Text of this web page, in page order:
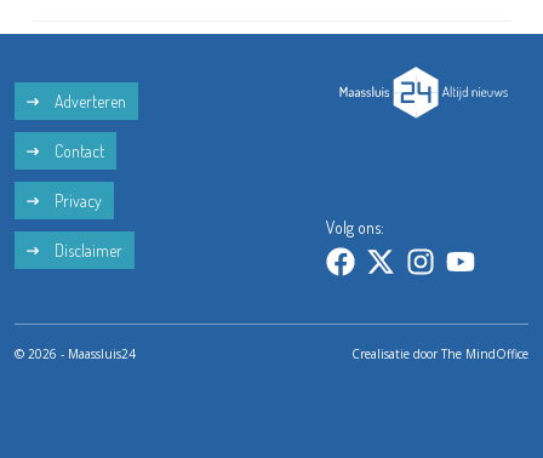
Adverteren
Contact
Privacy
Disclaimer
Volg ons:
© 2026 - Maassluis24 Crealisatie doorThe MindOffice